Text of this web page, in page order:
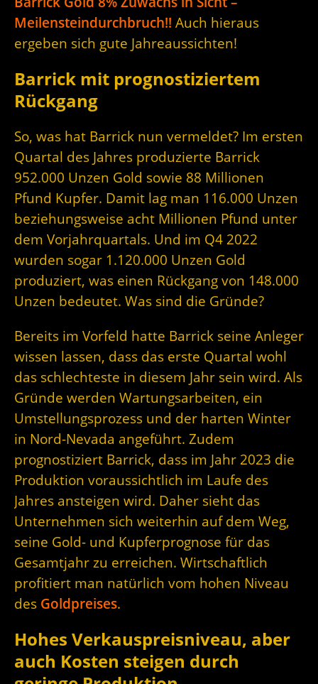
Meilensteindurchbruch!! Auch hieraus
ergeben sich gute Jahreaussichten!
Barrick mit prognostiziertem
Rückgang
So, was hat Barrick nun vermeldet? Im ersten
Quartal des Jahres produzierte Barrick
952.000 Unzen Gold sowie 88 Millionen
Pfund Kupfer. Damit lag man 116.000 Unzen
beziehungsweise acht Millionen Pfund unter
dem Vorjahrquartals. Und im Q4 2022
wurden sogar 1.120.000 Unzen Gold
produziert, was einen Rückgang von 148.000
Unzen bedeutet. Was sind die Gründe?
Bereits im Vorfeld hatte Barrick seine Anleger
wissen lassen, dass das erste Quartal wohl
das schlechteste in diesem Jahr sein wird. Als
Gründe werden Wartungsarbeiten, ein
Umstellungsprozess und der harten Winter
in Nord-Nevada angeführt. Zudem
prognostiziert Barrick, dass im Jahr 2023 die
Produktion voraussichtlich im Laufe des
Jahres ansteigen wird. Daher sieht das
Unternehmen sich weiterhin auf dem Weg,
seine Gold- und Kupferprognose für das
Gesamtjahr zu erreichen. Wirtschaftlich
profitiert man natürlich vom hohen Niveau
des Goldpreises.
Hohes Verkauspreisniveau, aber
auch Kosten steigen durch